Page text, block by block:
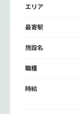
エリア
最寄駅
施設名
職種
時給